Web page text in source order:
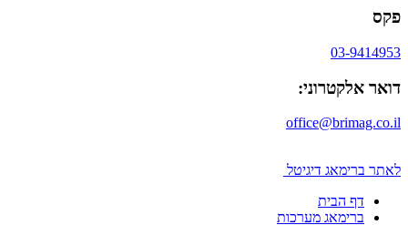
פקס
03-9414953
דואר אלקטרוני:
office@brimag.co.il
לאתר ברימאג דיגיטל
דף הבית
ברימאג מערכות